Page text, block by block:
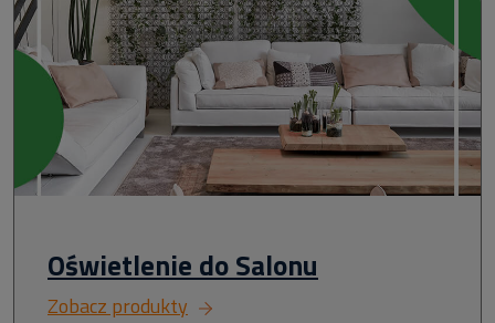
Oświetlenie do Salonu
Zobacz produkty